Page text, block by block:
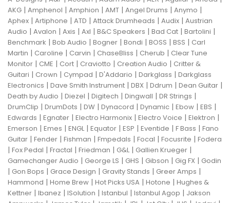
AKG | Amphenol | Amphion | AMT | Angel Drums | Anymo |
Aphex | Artiphone | ATD | Attack Drumheads | Audix | Austrian
Audio | Avalon | Axis | Axl | B&C Speakers | Bad Cat | Bartolini |
Benchmark | Bob Audio | Bogner | Bondi | BOSS | BSS | Carl
Martin | Caroline | Carvin | ChaseBliss | Cherub | Clear Tune
Monitor | CME | Cort | Craviotto | Creation Audio | Critter &
Guitari | Crown | Cympad | D'Addario | Darkglass | Darkglass
Electronics | Dave Smith Instrument | DBX | Ddrum | Dean Guitar |
Death by Audio | Diezel | Digitech | Dingwall | DR Strings |
DrumClip | DrumDots | DW | Dynacord | Dynamic | Ebow | EBS |
Edwards | Egnater | Electro Harmonix | Electro Voice | Elektron |
Emerson | Emes | ENGL| Equator | ESP | Eventide | F Bass | Fano
Guitar | Fender | Fishman | Fmpedals | Focal | Focusrite | Fodera
| Fox Pedal | Fractal | Friedman | G&L| Gallien Krueger |
Gamechanger Audio | George LS | GHS | Gibson | Gig FX | Godin
| Gon Bops | Grace Design | Gravity Stands | Greer Amps |
Hammond | Home Brew | Hot Picks USA | Hotone | Hughes &
Kettner | Ibanez | ISolution | Istanbul | Istanbul Agop | Jakson